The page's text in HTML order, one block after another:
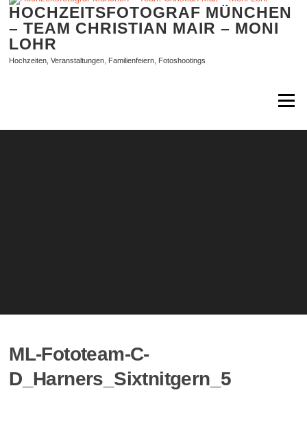
Zum
springen
HOCHZEITSFOTOGRAF MÜNCHEN
– TEAM CHRISTIAN MAIR – MONI
LOHR
Hochzeiten, Veranstaltungen, Familienfeiern, Fotoshootings
Menü
ML-Fototeam-C-
D_Harners_Sixtnitgern_5